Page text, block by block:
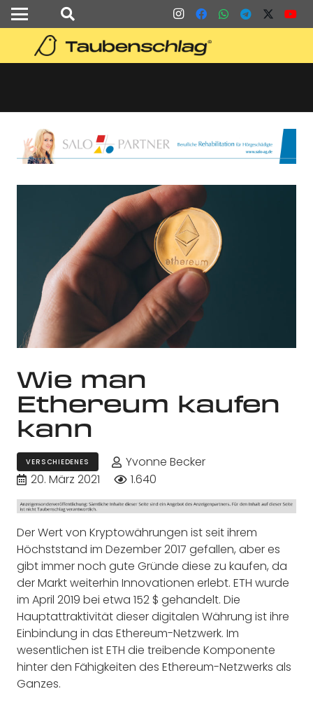
Wie man
Ethereum kaufen
kann
VERSCHIEDENES
Yvonne Becker
20. März 2021
1.640
Der Wert von Kryptowährungen ist seit ihrem
Höchststand im Dezember 2017 gefallen, aber es
gibt immer noch gute Gründe diese zu kaufen, da
der Markt weiterhin Innovationen erlebt. ETH wurde
im April 2019 bei etwa 152 $ gehandelt. Die
Hauptattraktivität dieser digitalen Währung ist ihre
Einbindung in das Ethereum-Netzwerk. Im
wesentlichen ist ETH die treibende Komponente
hinter den Fähigkeiten des Ethereum-Netzwerks als
Ganzes.